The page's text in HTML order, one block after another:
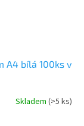
A4 bílá 100ks v
Skladem (>5 ks)